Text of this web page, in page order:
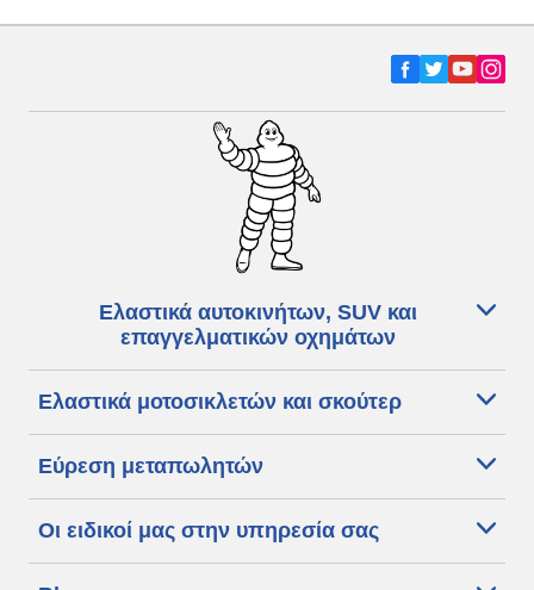
Ελαστικά αυτοκινήτων, SUV και
επαγγελματικών οχημάτων
Ελαστικά μοτοσικλετών και σκούτερ
Εύρεση μεταπωλητών
Οι ειδικοί μας στην υπηρεσία σας